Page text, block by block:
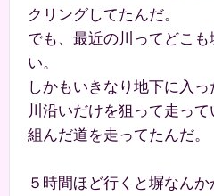
クリングしてたんだ。
でも、最近の川ってどこ
い。
しかもいきなり地下に入
川沿いだけを狙って走っ
組んだ道を走ってたんだ。
５時間ほど行くと塀なん